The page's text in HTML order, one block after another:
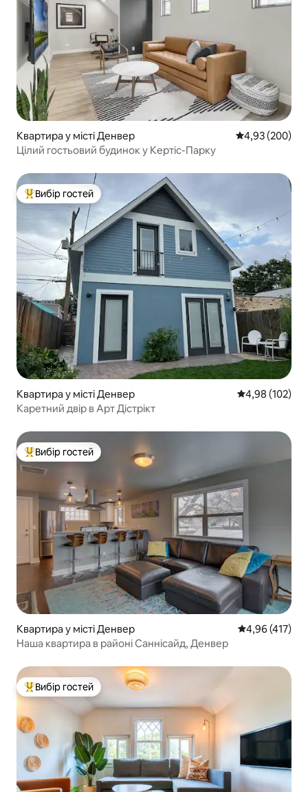
Квартира у місті Денвер Середня
4,93 (200)
Цілий гостьовий будинок у Кертіс-Парку
Топ вибір гостей
Вибір гостей
Квартира у місті Денвер Середня
4,98 (102)
Каретний двір в Арт Дістрікт
Топ вибір гостей
Вибір гостей
Квартира у місті Денвер Середня
4,96 (417)
Наша квартира в районі Саннісайд, Денвер
Топ вибір гостей
Вибір гостей